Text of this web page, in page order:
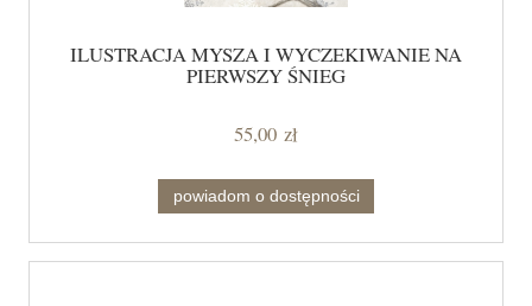
ILUSTRACJA MYSZA I WYCZEKIWANIE NA
PIERWSZY ŚNIEG
55,00 zł
powiadom o dostępności